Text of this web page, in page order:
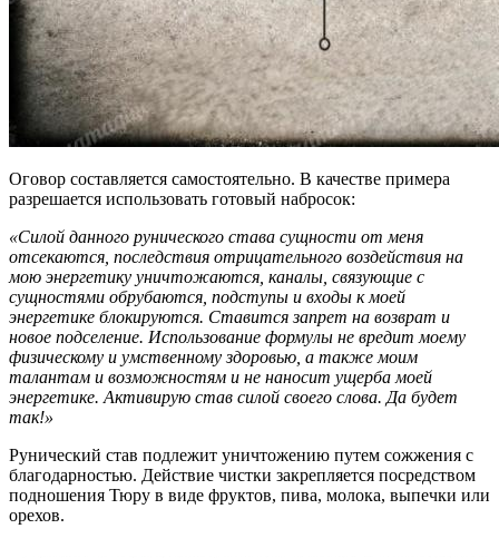
Оговор составляется самостоятельно. В качестве примера
разрешается использовать готовый набросок:
«Силой данного рунического става сущности от меня
отсекаются, последствия отрицательного воздействия на
мою энергетику уничтожаются, каналы, связующие с
сущностями обрубаются, подступы и входы к моей
энергетике блокируются. Ставится запрет на возврат и
новое подселение. Использование формулы не вредит моему
физическому и умственному здоровью, а также моим
талантам и возможностям и не наносит ущерба моей
энергетике. Активирую став силой своего слова. Да будет
так!»
Рунический став подлежит уничтожению путем сожжения с
благодарностью. Действие чистки закрепляется посредством
подношения Тюру в виде фруктов, пива, молока, выпечки или
орехов.